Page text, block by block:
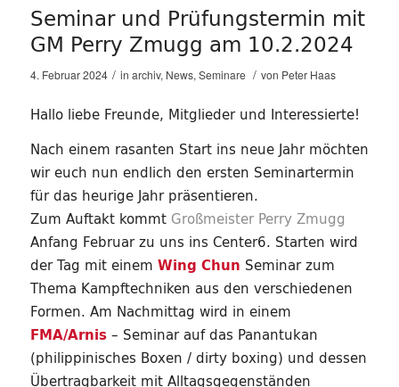
Seminar und Prüfungstermin mit
GM Perry Zmugg am 10.2.2024
4. Februar 2024 / in archiv, News, Seminare / von Peter Haas
Hallo liebe Freunde, Mitglieder und Interessierte!
Nach einem rasanten Start ins neue Jahr möchten
wir euch nun endlich den ersten Seminartermin
für das heurige Jahr präsentieren.
Zum Auftakt kommt Großmeister Perry Zmugg
Anfang Februar zu uns ins Center6. Starten wird
der Tag mit einem Wing Chun Seminar zum
Thema Kampftechniken aus den verschiedenen
Formen. Am Nachmittag wird in einem
FMA/Arnis– Seminar auf das Panantukan
(philippinisches Boxen / dirty boxing) und dessen
Übertragbarkeit mit Alltagsgegenständen